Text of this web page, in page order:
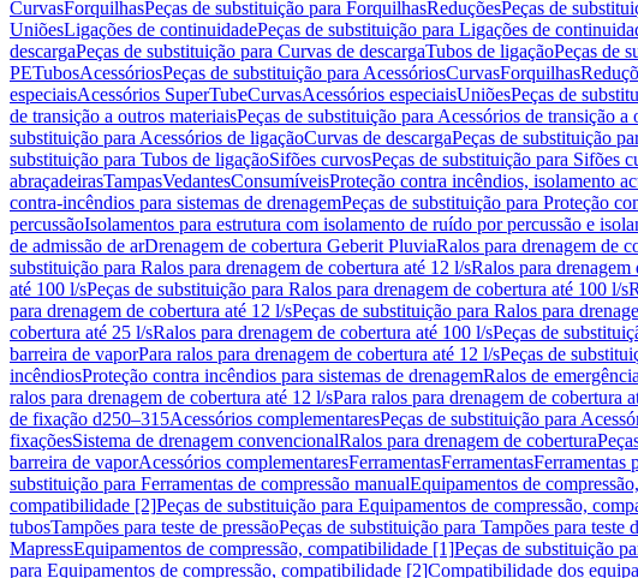
CurvasForquilhasPeças de substituição para ForquilhasReduçõesPeças de
UniõesLigações de continuidadePeças de substituição para Ligações de
descargaPeças de substituição para Curvas de descargaTubos de ligaçãoPeças de
PETubosAcessóriosPeças de substituição para AcessóriosCurvasForquilhas
especiaisAcessórios SuperTubeCurvasAcessórios especiaisUniõesPeças de
de transição a outros materiaisPeças de substituição para Acessórios de transição a
substituição para Acessórios de ligaçãoCurvas de descargaPeças de substituição
substituição para Tubos de ligaçãoSifões curvosPeças de substituição para Sifões
abraçadeirasTampasVedantesConsumíveisProteção contra incêndios, isolamento
contra-incêndios para sistemas de drenagemPeças de substituição para Proteção
percussãoIsolamentos para estrutura com isolamento de ruído por percussão e
de admissão de arDrenagem de cobertura Geberit PluviaRalos para drenagem de
substituição para Ralos para drenagem de cobertura até 12 l/sRalos para drenagem
até 100 l/sPeças de substituição para Ralos para drenagem de cobertura até 100 l/s
para drenagem de cobertura até 12 l/sPeças de substituição para Ralos para
cobertura até 25 l/sRalos para drenagem de cobertura até 100 l/sPeças de
barreira de vaporPara ralos para drenagem de cobertura até 12 l/sPeças de
incêndiosProteção contra incêndios para sistemas de drenagemRalos de emergência
ralos para drenagem de cobertura até 12 l/sPara ralos para drenagem de cobertura
de fixação d250–315Acessórios complementaresPeças de substituição para
fixaçõesSistema de drenagem convencionalRalos para drenagem de cobertura
barreira de vaporAcessórios complementaresFerramentasFerramentasFerramentas
substituição para Ferramentas de compressão manualEquipamentos de
compatibilidade [2]Peças de substituição para Equipamentos de compressão,
tubosTampões para teste de pressãoPeças de substituição para Tampões para teste
MapressEquipamentos de compressão, compatibilidade [1]Peças de substituição
para Equipamentos de compressão, compatibilidade [2]Compatibilidade dos